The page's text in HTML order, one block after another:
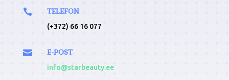
 TELEFON
(+372) 66 16 077
 E-POST
info@starbeauty.ee